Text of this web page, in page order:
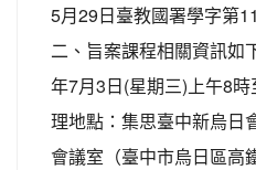
5月29日臺教國署學字第
二、旨案課程相關資訊如
年7月3日(星期三)上午8
理地點：集思臺中新烏日
會議室（臺中市烏日區高